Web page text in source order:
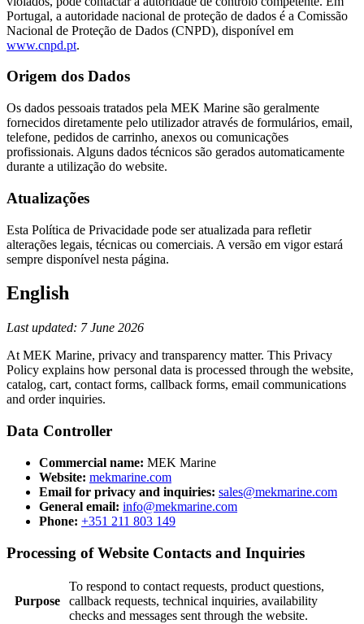
Portugal, a autoridade nacional de proteção de dados é a Comissão
Nacional de Proteção de Dados (CNPD), disponível em
www.cnpd.pt.
Origem dos Dados
Os dados pessoais tratados pela MEK Marine são geralmente
fornecidos diretamente pelo utilizador através de formulários, email,
telefone, pedidos de carrinho, anexos ou comunicações
profissionais. Alguns dados técnicos são gerados automaticamente
durante a utilização do website.
Atualizações
Esta Política de Privacidade pode ser atualizada para refletir
alterações legais, técnicas ou comerciais. A versão em vigor estará
sempre disponível nesta página.
English
Last updated: 7 June 2026
At MEK Marine, privacy and transparency matter. This Privacy
Policy explains how personal data is processed through the website,
catalog, cart, contact forms, callback forms, email communications
and order inquiries.
Data Controller
Commercial name: MEK Marine
Website: mekmarine.com
Email for privacy and inquiries: sales@mekmarine.com
General email: info@mekmarine.com
Phone: +351 211 803 149
Processing of Website Contacts and Inquiries
Purpose
To respond to contact requests, product questions,
callback requests, technical inquiries, availability
checks and messages sent through the website.